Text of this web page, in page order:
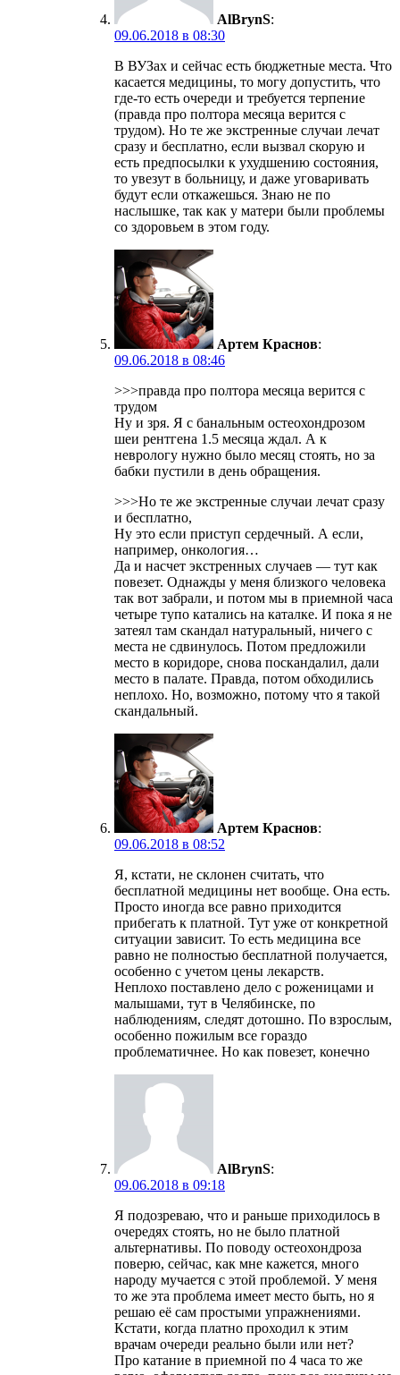
AlBrynS:
09.06.2018 в 08:30
В ВУЗах и сейчас есть бюджетные места. Что
касается медицины, то могу допустить, что
где-то есть очереди и требуется терпение
(правда про полтора месяца верится с
трудом). Но те же экстренные случаи лечат
сразу и бесплатно, если вызвал скорую и
есть предпосылки к ухудшению состояния,
то увезут в больницу, и даже уговаривать
будут если откажешься. Знаю не по
наслышке, так как у матери были проблемы
со здоровьем в этом году.
Артем Краснов:
09.06.2018 в 08:46
>>>правда про полтора месяца верится с
трудом
Ну и зря. Я с банальным остеохондрозом
шеи рентгена 1.5 месяца ждал. А к
неврологу нужно было месяц стоять, но за
бабки пустили в день обращения.
>>>Но те же экстренные случаи лечат сразу
и бесплатно,
Ну это если приступ сердечный. А если,
например, онкология…
Да и насчет экстренных случаев — тут как
повезет. Однажды у меня близкого человека
так вот забрали, и потом мы в приемной часа
четыре тупо катались на каталке. И пока я не
затеял там скандал натуральный, ничего с
места не сдвинулось. Потом предложили
место в коридоре, снова поскандалил, дали
место в палате. Правда, потом обходились
неплохо. Но, возможно, потому что я такой
скандальный.
Артем Краснов:
09.06.2018 в 08:52
Я, кстати, не склонен считать, что
бесплатной медицины нет вообще. Она есть.
Просто иногда все равно приходится
прибегать к платной. Тут уже от конкретной
ситуации зависит. То есть медицина все
равно не полностью бесплатной получается,
особенно с учетом цены лекарств.
Неплохо поставлено дело с роженицами и
малышами, тут в Челябинске, по
наблюдениям, следят дотошно. По взрослым,
особенно пожилым все гораздо
проблематичнее. Но как повезет, конечно
AlBrynS:
09.06.2018 в 09:18
Я подозреваю, что и раньше приходилось в
очередях стоять, но не было платной
альтернативы. По поводу остеохондроза
поверю, сейчас, как мне кажется, много
народу мучается с этой проблемой. У меня
то же эта проблема имеет место быть, но я
решаю её сам простыми упражнениями.
Кстати, когда платно проходил к этим
врачам очереди реально были или нет?
Про катание в приемной по 4 часа то же